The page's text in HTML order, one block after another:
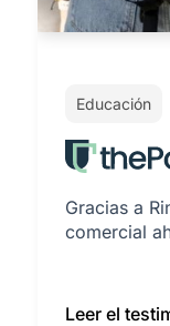
Educación
Gracias a
comercial
Leer el